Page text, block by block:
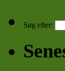
Søg efter: